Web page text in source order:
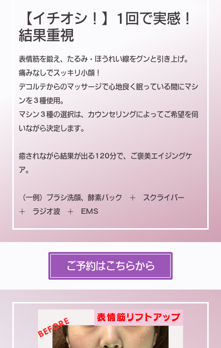
【イチオシ！】1回で実感！
結果重視
表情筋を鍛え、たるみ・ほうれい線をグンと引き上げ。
痛みなしでスッキリ小顔！
デコルテからのマッサージで心地良く眠っている間にマシ
ンを３種使用。
マシン３種の選択は、カウンセリングによってご希望を伺
いながら決定します。
癒されながら結果が出る120分で、ご褒美エイジングケ
ア。
（一例）ブラシ洗顔、酵素パック ＋ スクライバー
＋ ラジオ波 ＋ EMS
ご予約はこちらから